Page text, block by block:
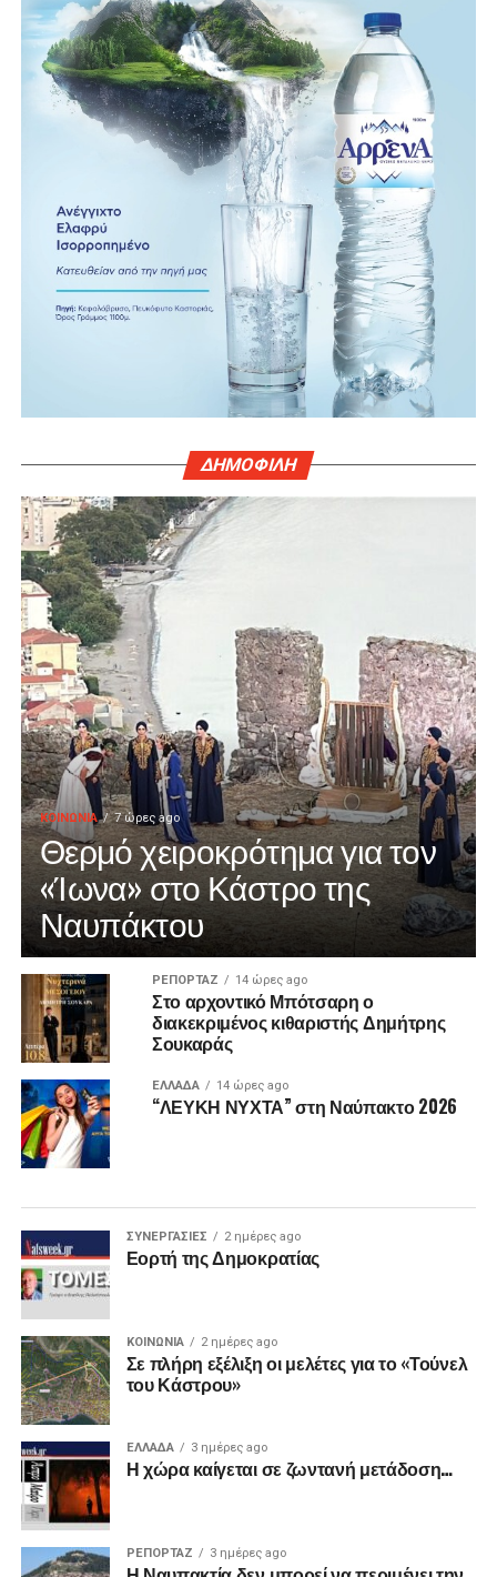
ΔΗΜΟΦΙΛΗ
ΚΟΙΝΩΝΙΑ 7 ώρες ago
Θερμό χειροκρότημα για τον
«Ίωνα» στο Κάστρο της
Ναυπάκτου
ΡΕΠΟΡΤΑΖ 14 ώρες ago
Στο αρχοντικό Μπότσαρη ο
διακεκριμένος κιθαριστής Δημήτρης
Σουκαράς
ΕΛΛΑΔΑ 14 ώρες ago
“ΛΕΥΚΗ ΝΥΧΤΑ” στη Ναύπακτο 2026
ΣΥΝΕΡΓΑΣΙΕΣ 2 ημέρες ago
Εορτή της Δημοκρατίας
ΚΟΙΝΩΝΙΑ 2 ημέρες ago
Σε πλήρη εξέλιξη οι μελέτες για το «Τούνελ
του Κάστρου»
ΕΛΛΑΔΑ 3 ημέρες ago
Η χώρα καίγεται σε ζωντανή μετάδοση…
ΡΕΠΟΡΤΑΖ 3 ημέρες ago